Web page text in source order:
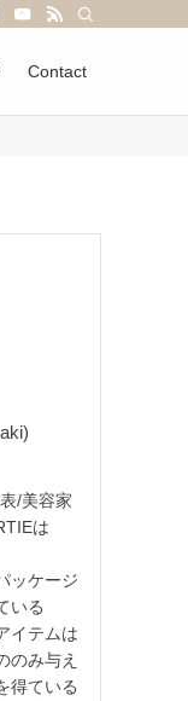
Contact
/美容家
は
ッケージ
いる
イテムは
のみ与え
得ている